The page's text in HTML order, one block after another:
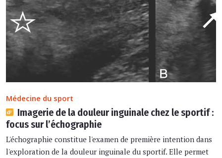
Médecine du sport
Imagerie de la douleur inguinale chez le sportif :
focus sur l’échographie
L'échographie constitue l'examen de première intention dans
l'exploration de la douleur inguinale du sportif. Elle permet